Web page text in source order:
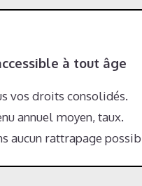
à tout âge
vos droits consolidés.
annuel moyen, taux.
aucun rattrapage